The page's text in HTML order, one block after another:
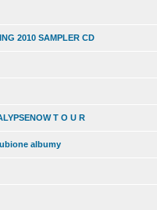
2010 SAMPLER CD
T O U R
albumy